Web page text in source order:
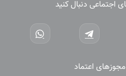
اجتماعی دنبال کنید
اعتماد